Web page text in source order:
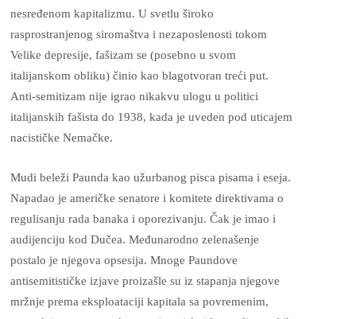
nesređenom kapitalizmu. U svetlu široko
rasprostranjenog siromaštva i nezaposlenosti tokom
Velike depresije, fašizam se (posebno u svom
italijanskom obliku) činio kao blagotvoran treći put.
Anti-semitizam nije igrao nikakvu ulogu u politici
italijanskih fašista do 1938, kada je uveden pod uticajem
nacističke Nemačke.
Mudi beleži Paunda kao užurbanog pisca pisama i eseja.
Napadao je američke senatore i komitete direktivama o
regulisanju rada banaka i oporezivanju. Čak je imao i
audijenciju kod Dučea. Međunarodno zelenašenje
postalo je njegova opsesija. Mnoge Paundove
antisemitističke izjave proizašle su iz stapanja njegove
mržnje prema eksploataciji kapitala sa povremenim,